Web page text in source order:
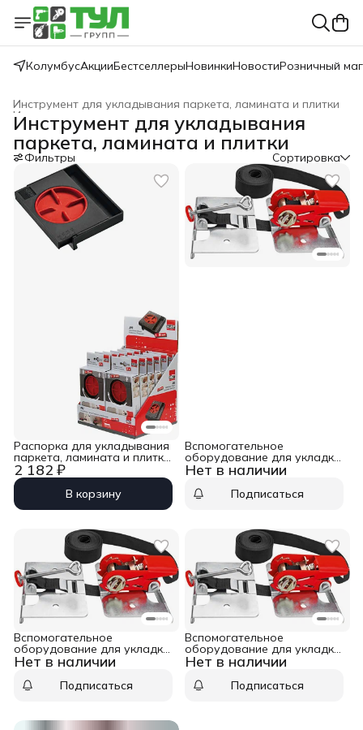
КолумбусАкцииБестселлерыНовинкиНовостиРозничный
Инструмент для укладывания паркета, ламината и плитки
Инструмент для монтажа и укладки
Зажимной инструмент ›
BESSEY ›
Главная ›
Инструмент для укладывания
паркета, ламината и плитки
Фильтры Сортировка
2 182 ₽
Распорка для укладывания
паркета, ламината и плитки
20/89, 4 шт, регулировка
расстояния до стены от 5
до 20 мм Bessey AV2
В корзину
Нет в наличии
Вспомогательное
оборудование для укладки
паркета, ламината и плитки,
7.6 м, 5 кН Bessey SVH760
Подписаться
Нет в наличии
Вспомогательное
оборудование для укладки
паркета, ламината и плитки,
4 м, 5 кН Bessey SVH400
Подписаться
Нет в наличии
Вспомогательное
оборудование для укладки
паркета, ламината и плитки,
4 м, 2.5 кН Bessey SVG
Подписаться